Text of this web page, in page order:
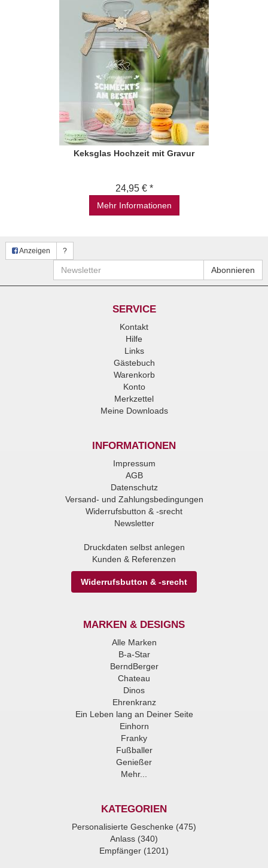
Keksglas Hochzeit mit Gravur
24,95 € *
Mehr Informationen
Anzeigen ?
Newsletter Abonnieren
SERVICE
Kontakt
Hilfe
Links
Gästebuch
Warenkorb
Konto
Merkzettel
Meine Downloads
INFORMATIONEN
Impressum
AGB
Datenschutz
Versand- und Zahlungsbedingungen
Widerrufsbutton & -srecht
Newsletter
Druckdaten selbst anlegen
Kunden & Referenzen
Widerrufsbutton & -srecht
MARKEN & DESIGNS
Alle Marken
B-a-Star
BerndBerger
Chateau
Dinos
Ehrenkranz
Ein Leben lang an Deiner Seite
Einhorn
Franky
Fußballer
Genießer
Mehr...
KATEGORIEN
Personalisierte Geschenke (475)
Anlass (340)
Empfänger (1201)